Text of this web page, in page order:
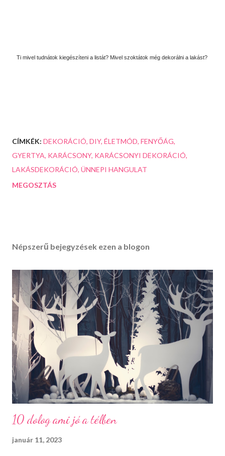
Ti mivel tudnátok kiegészíteni a listát? Mivel szoktátok még dekorálni a lakást?
CÍMKÉK: DEKORÁCIÓ DIY ÉLETMÓD FENYŐÁG
GYERTYA KARÁCSONY KARÁCSONYI DEKORÁCIÓ
LAKÁSDEKORÁCIÓ ÜNNEPI HANGULAT
MEGOSZTÁS
Népszerű bejegyzések ezen a blogon
10 dolog ami jó a télben
január 11, 2023